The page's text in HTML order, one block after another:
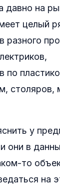
давно на
целый
разного
по
столяров,
у
они в
то
на